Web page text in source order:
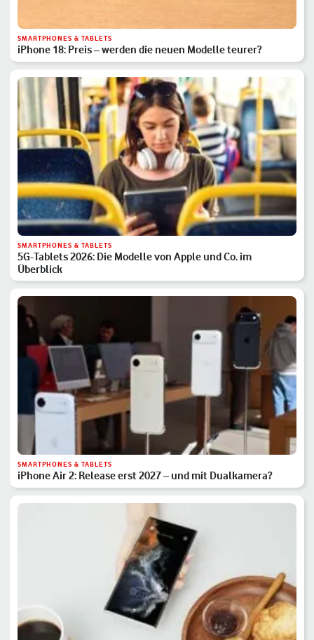
SMARTPHONES & TABLETS
iPhone 18: Preis – werden die neuen Modelle teurer?
SMARTPHONES & TABLETS
5G-Tablets 2026: Die Modelle von Apple und Co. im
Überblick
SMARTPHONES & TABLETS
iPhone Air 2: Release erst 2027 – und mit Dualkamera?